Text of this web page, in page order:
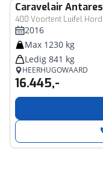
Caravelair
400 Voortent Luifel
2016
Max 1230 kg
Ledig 841 kg
HEERHUGOWAARD
16.445,-